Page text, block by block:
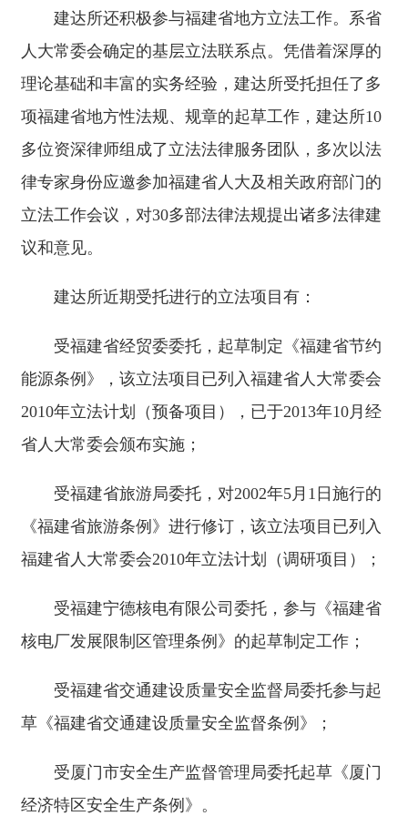
建达所还积极参与福建省地方立法工作。系省
人大常委会确定的基层立法联系点。凭借着深厚的
理论基础和丰富的实务经验，建达所受托担任了多
项福建省地方性法规、规章的起草工作，建达所10
多位资深律师组成了立法法律服务团队，多次以法
律专家身份应邀参加福建省人大及相关政府部门的
立法工作会议，对30多部法律法规提出诸多法律建
议和意见。
建达所近期受托进行的立法项目有：
受福建省经贸委委托，起草制定《福建省节约
能源条例》，该立法项目已列入福建省人大常委会
2010年立法计划（预备项目），已于2013年10月经
省人大常委会颁布实施；
受福建省旅游局委托，对2002年5月1日施行的
《福建省旅游条例》进行修订，该立法项目已列入
福建省人大常委会2010年立法计划（调研项目）；
受福建宁德核电有限公司委托，参与《福建省
核电厂发展限制区管理条例》的起草制定工作；
受福建省交通建设质量安全监督局委托参与起
草《福建省交通建设质量安全监督条例》；
受厦门市安全生产监督管理局委托起草《厦门
经济特区安全生产条例》。